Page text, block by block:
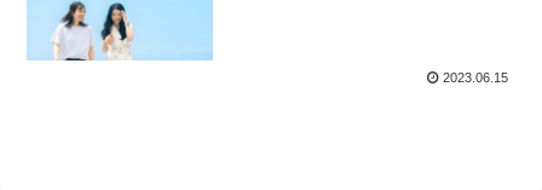
2023.06.15